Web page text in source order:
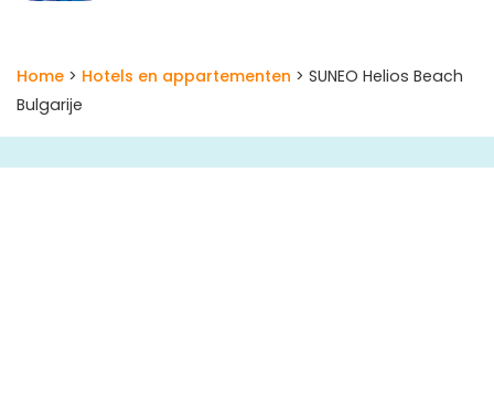
Home > Hotels en appartementen > SUNEO Helios Beach
Bulgarije